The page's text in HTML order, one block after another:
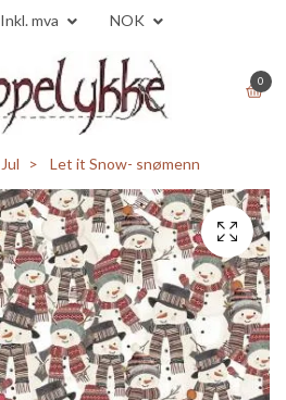
Inkl. mva NOK
0
Jul Let it Snow- snømenn